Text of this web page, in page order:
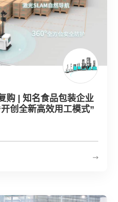
购 | 知名食品包装企业
创全新高效用工模式”